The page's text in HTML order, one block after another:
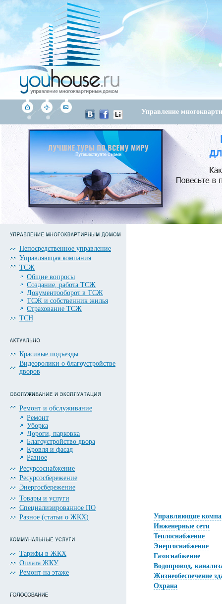
Управление
Непосредственное управление
Управляющая компания
ТСЖ
Общие вопросы
Создание, работа ТСЖ
Документооборот в ТСЖ
ТСЖ и собственник жилья
Страхование ТСЖ
ТСН
Красивые подъезды
Видеоролики о благоустройстве
дворов
Ремонт и обслуживание
Ремонт
Уборка
Дороги, парковка
Благоустройство двора
Кровля и фасад
Разное
Ресурсоснабжение
Ресурсосбережение
Энергосбережение
Товары и услуги
Специализированное ПО
Разное (статьи о ЖКХ)
Тарифы в ЖКХ
Оплата ЖКУ
Ремонт на этаже
Управляющие
Инженерные сети
Теплоснабжение
Энергоснабжение
Газоснабжение
Водопровод,
Жизнеобеспечение
Охрана